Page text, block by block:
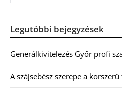
Legutóbbi bejegyzések
Generálkivitelezés Győr profi
A szájsebész szerepe a korszerű